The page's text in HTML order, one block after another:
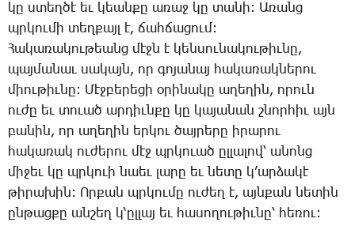
կը ստեղ­ծէ եւ կեան­քը ա­ռաջ կը տա­նի: Ա­ռանց
պրկու­մի տեղ­քայլ է, ճահ­ճա­ցում:
­Հա­կա­ռա­կու­թեանց մէջն է կեն­սու­նա­կու­թիւ­նը,
պայ­մա­նաւ սա­կայն, որ գո­յա­նայ հա­կա­ռակ­նե­րու
միու­թիւ­նը: ­Մէջ­բե­րե­ցի օ­րի­նա­կը ա­ղե­ղին, ո­րուն
ու­ժը եւ տո­ւած ար­դիւն­քը կը կա­յա­նան շնոր­հիւ այն
բա­նին, որ ա­ղե­ղին եր­կու ծայ­րե­րը ի­րա­րու
հա­կա­ռակ ու­ժե­րու մէջ պրկո­ւած ըլ­լա­լով՝ ա­նոնց
մի­ջեւ կը պրկո­ւի նաեւ լա­րը եւ նե­տը կ’ար­ձա­կէ
թի­րա­խին: Որ­քան պրկու­մը ու­ժեղ է, այն­քան նե­տին
ըն­թաց­քը ան­շեղ կ­‘ըլ­լայ եւ հա­սո­ղու­թիւ­նը՝ հե­ռու: